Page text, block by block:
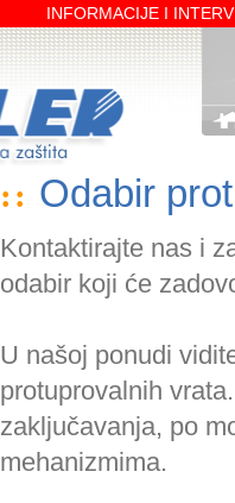
INFORMACIJE I
:: Odabir
Kontaktirajte nas i
odabir koji će
U našoj ponudi
protuprovalnih
zaključavanja, po
mehanizmima.